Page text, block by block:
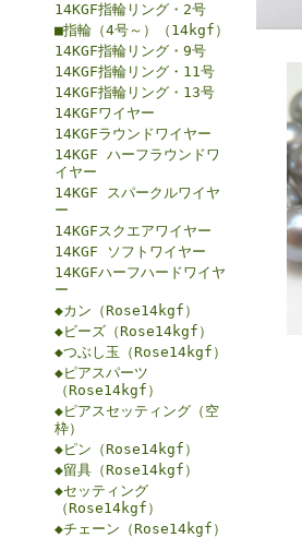
14KGF指輪リング・2号
■指輪（4号～）（14kgf）
14KGF指輪リング・9号
14KGF指輪リング・11号
14KGF指輪リング・13号
14KGFワイヤー
14KGFラウンドワイヤー
14KGF ハーフラウンドワ
イヤー
14KGF スパークルワイヤ
ー
14KGFスクエアワイヤー
14KGF ソフトワイヤー
14KGFハーフハードワイヤ
ー
◆カン（Rose14kgf）
◆ビーズ（Rose14kgf）
◆つぶし玉（Rose14kgf）
◆ピアスパーツ
（Rose14kgf）
◆ピアスセッティング（空
枠）
◆ピン（Rose14kgf）
◆留具（Rose14kgf）
◆セッティング
（Rose14kgf）
◆チェーン（Rose14kgf）